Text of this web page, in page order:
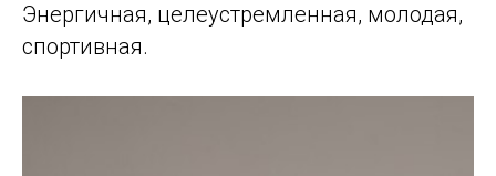
Энергичная, целеустремленная, молодая,
спортивная.